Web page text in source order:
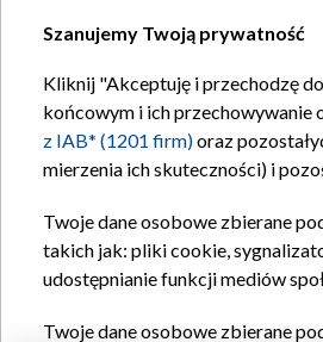
Szanujemy Twoją prywatność
Kliknij "Akceptuję i przechodzę
końcowym i ich przechowywanie
z IAB* (1201 firm)oraz
mierzenia ich skuteczności) i
Twoje dane osobowe zbierane
takich jak: pliki cookie,
udostępnianie funkcji mediów
Twoje dane osobowe zbierane